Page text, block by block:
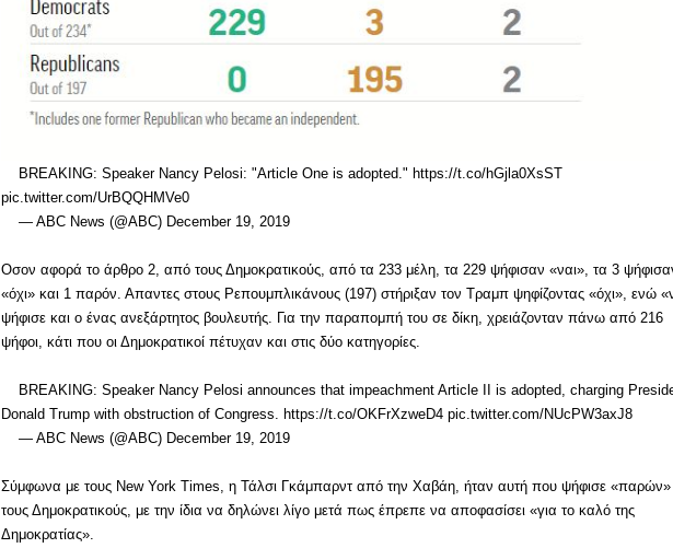
BREAKING: Speaker Nancy Pelosi: "Article One is adopted." https://t.co/hGjla0XsST
pic.twitter.com/UrBQQHMVe0
— ABC News (@ABC) December 19, 2019
Οσον αφορά το άρθρο 2, από τους Δημοκρατικούς, από τα 233 μέλη, τα 229 ψήφισαν «ναι», τα 3
«όχι» και 1 παρόν. Απαντες στους Ρεπουμπλικάνους (197) στήριξαν τον Τραμπ ψηφίζοντας «όχι», ενώ
ψήφισε και ο ένας ανεξάρτητος βουλευτής. Για την παραπομπή του σε δίκη, χρειάζονταν πάνω από 216
ψήφοι, κάτι που οι Δημοκρατικοί πέτυχαν και στις δύο κατηγορίες.
BREAKING: Speaker Nancy Pelosi announces that impeachment Article II is adopted, charging
Donald Trump with obstruction of Congress. https://t.co/OKFrXzweD4 pic.twitter.com/NUcPW3axJ8
— ABC News (@ABC) December 19, 2019
Σύμφωνα με τους New York Times, η Τάλσι Γκάμπαρντ από την Χαβάη, ήταν αυτή που ψήφισε
τους Δημοκρατικούς, με την ίδια να δηλώνει λίγο μετά πως έπρεπε να αποφασίσει «για το καλό της
Δημοκρατίας».